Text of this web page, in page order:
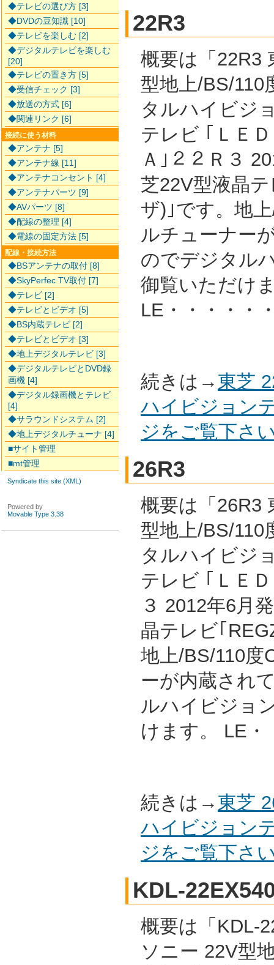
22R3
概要は「22R3
型地上/BS/110
タルハイビジ
テレビ ｢ＬＥ
Ａ｣２２Ｒ３
芝22V型液晶
ザ)｣です。地
ルチューナー
のでデジタル
御覧いただけ
LE・・・・・
続きは→ 東芝
ハイビジョン
ジをご覧下さ
26R3
概要は「26R3
型地上/BS/110
タルハイビジ
テレビ ｢ＬＥ
３ 2012年6月
晶テレビ｢
地上/BS/110度
ーが内蔵され
ルハイビジョ
けます。 LE・
続きは→ 東芝
ハイビジョン
ジをご覧下さ
KDL-
概要は「KDL-
ソニー 22V型
◆テレビの選び方 [3]
◆DVDの豆知識 [10]
◆テレビを楽しむ [2]
◆デジタルテレビを楽しむ
[20]
◆テレビの置き方 [5]
◆受信チェック [3]
◆放送の方式 [6]
◆関連リンク [6]
接続に使う材料
◆アンテナ [5]
◆アンテナ線 [11]
◆アンテナコンセント [4]
◆アンテナパーツ [9]
◆AVパーツ [8]
◆配線の整理 [4]
◆電線の固定方法 [5]
配線・接続方法
◆BSアンテナの取付 [8]
◆SkyPerfec TV取付 [7]
◆テレビ [2]
◆テレビとビデオ [5]
◆BS内蔵テレビ [2]
◆テレビとビデオ [3]
◆地上デジタルテレビ [3]
◆デジタルテレビとDVD録
画機 [4]
◆デジタル録画機とテレビ
[4]
◆サラウンドシステム [2]
◆地上デジタルチューナ [4]
■サイト管理
■mt管理
Syndicate this site (XML)
Powered by
Movable Type 3.38